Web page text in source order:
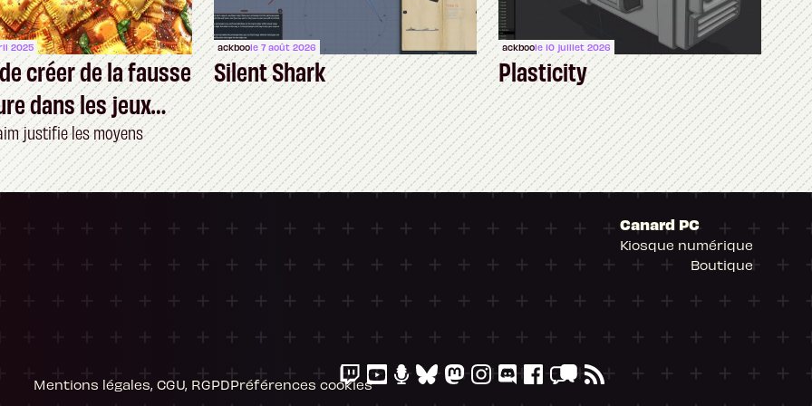
2025
créer de la fausse
dans les jeux
justifie les moyens
ackboole 7 août 2026
Silent Shark
ackboole 10 juillet 2026
Plasticity
Canard PC
Kiosque numérique
Boutique
Mentions légales, CGU, RGPDPréférences cookies
gérer vos paramètres de confidentialité, en garantissant la conformité avec les